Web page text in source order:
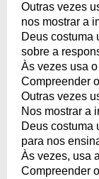
Outras vezes
nos mostrar a
Deus costuma
sobre a
Às vezes usa
Compreender
Outras vezes
Nos mostrar a
Deus costuma
para nos
Às vezes, usa
Compreender